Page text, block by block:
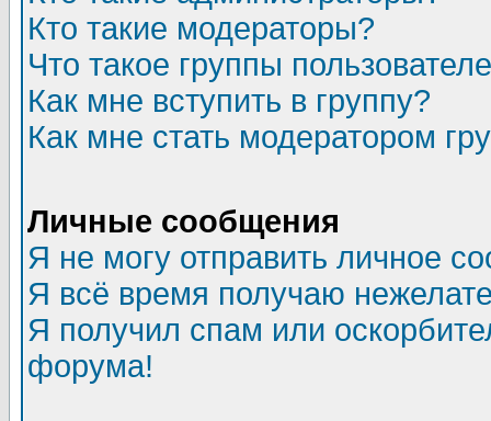
Кто такие модераторы?
Что такое группы
Как мне вступить в группу?
Как мне стать модератором
Личные сообщения
Я не могу отправить личное
Я всё время получаю
Я получил спам или
форума!